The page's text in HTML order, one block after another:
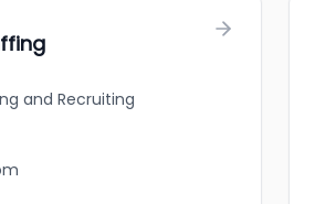
and Recruiting